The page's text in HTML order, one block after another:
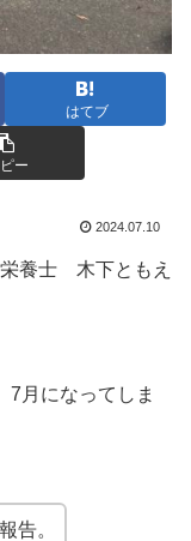
はてブ
ー
2024.07.10
栄養士 木下ともえ
7月になってしま
告。